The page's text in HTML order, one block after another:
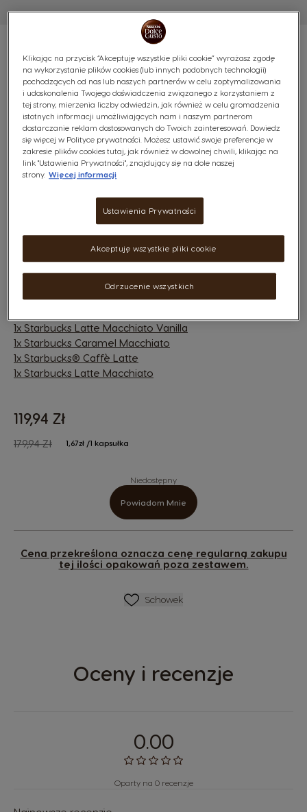
KAWY BIAŁE STARBUCKS®
ZESTAW 2
(0)
Kapsułki:x36 x36
Odkryj kolekcję kaw mlecznych od Starbucks® -
wypróbuj kremowe latte, karmelowe oraz waniliowe
macchiato i deserową white mochę. Która kawa
Zawartość opakowania:
1x Starbucks Latte Macchiato Vanilla
1x Starbucks Caramel Macchiato
1x Starbucks® Caffè Latte
1x Starbucks Latte Macchiato
The price depends on the chosen options
Regular Price
179,94 Zł
119,94 Zł
1,67zł /1 kapsułka
Niedostępny
Powiadom Mnie
Cena przekreślona oznacza cenę regularną zakupu
tej ilości opakowań poza zestawem.
Lista Życzeń
Schowek
Oceny i recenzje
0.00
Oparty na 0 recenzje
Klikając na przycisk “Akceptuję wszystkie pliki cookie” wyrażasz zgodę
na wykorzystanie plików cookies (lub innych podobnych technologii)
pochodzących od nas lub naszych partnerów w celu zoptymalizowania
i udoskonalenia Twojego doświadczenia związanego z korzystaniem z
tej strony, mierzenia liczby odwiedzin, jak również w celu gromadzenia
istotnych informacji umożliwiających nam i naszym partnerom
dostarczanie reklam dostosowanych do Twoich zainteresowań. Dowiedz
się więcej w Polityce prywatności. Możesz ustawić swoje preferencje w
zakresie plików cookies tutaj, jak również w dowolnej chwili, klikając na
link "Ustawienia Prywatności", znajdujący się na dole naszej
strony. Więcej informacji
Ustawienia Prywatności
Odrzucenie wszystkich
Akceptuję wszystkie pliki cookie